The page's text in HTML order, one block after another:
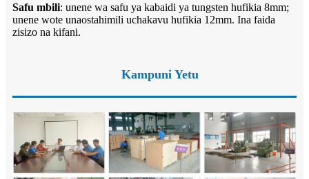
Safu mbili: unene wa safu ya kabaidi ya tungsten hufikia 8mm;
unene wote unaostahimili uchakavu hufikia 12mm. Ina faida
zisizo na kifani.
Kampuni Yetu